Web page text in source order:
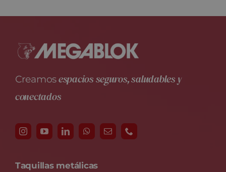
Creamosespacios seguros, saludables y
conectados
Taquillas metálicas